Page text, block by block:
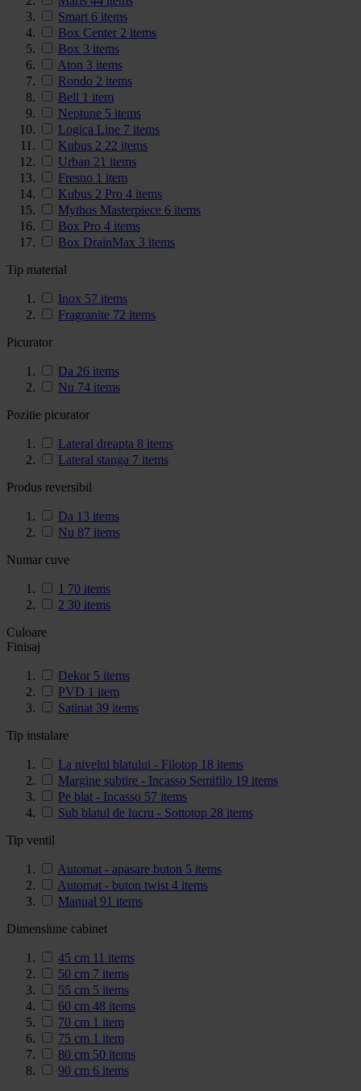
Smart 6 items
Box Center 2 items
Box 3 items
Aton 3 items
Rondo 2 items
Bell 1 item
Neptune 5 items
Logica Line 7 items
Kubus 2 22 items
Urban 21 items
Fresno 1 item
Kubus 2 Pro 4 items
Mythos Masterpiece 6 items
Box Pro 4 items
Box DrainMax 3 items
Tip material
Inox 57 items
Fragranite 72 items
Picurator
Da 26 items
Nu 74 items
Pozitie picurator
Lateral dreapta 8 items
Lateral stanga 7 items
Produs reversibil
Da 13 items
Nu 87 items
Numar cuve
1 70 items
2 30 items
Culoare
Finisaj
Dekor 5 items
PVD 1 item
Satinat 39 items
Tip instalare
La nivelul blatului - Filotop 18 items
Margine subtire - Incasso Semifilo 19 items
Pe blat - Incasso 57 items
Sub blatul de lucru - Sottotop 28 items
Tip ventil
Automat - apasare buton 5 items
Automat - buton twist 4 items
Manual 91 items
Dimensiune cabinet
45 cm 11 items
50 cm 7 items
55 cm 5 items
60 cm 48 items
70 cm 1 item
75 cm 1 item
80 cm 50 items
90 cm 6 items